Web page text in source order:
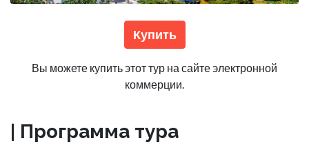
Купить
Вы можете купить этот тур на сайте электронной
коммерции.
| Программа тура